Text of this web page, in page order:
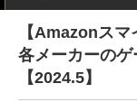
【Amazonス
各メーカーの
【2024.5】